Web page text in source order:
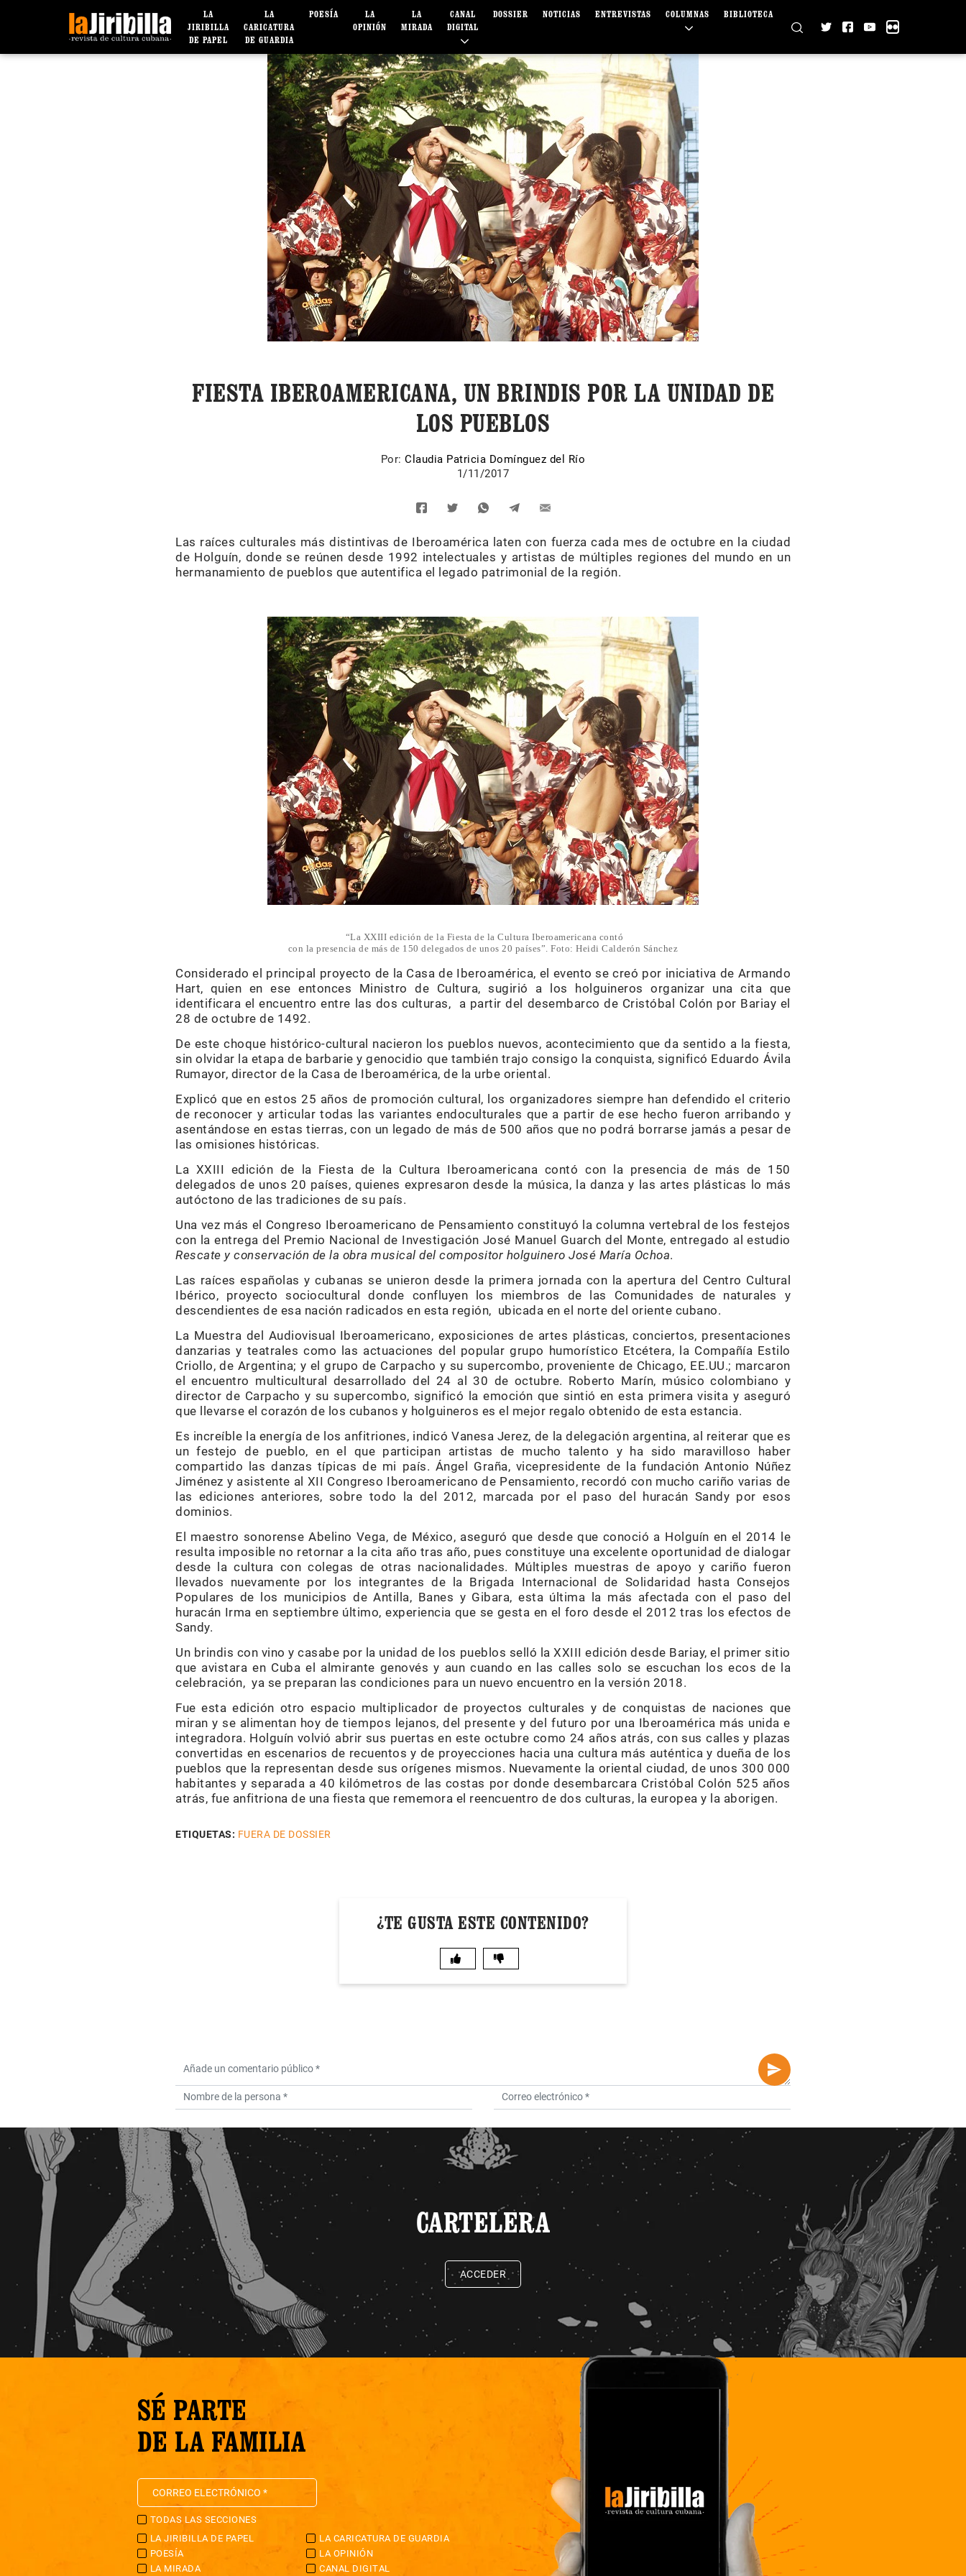
LA
JIRIBILLA
DE PAPEL
LA
CARICATURA
DE GUARDIA
POESÍA
LA
OPINIÓN
LA
MIRADA
CANAL
DIGITAL
DOSSIER NOTICIAS ENTREVISTAS COLUMNAS BIBLIOTECA
FIESTA IBEROAMERICANA, UN BRINDIS POR LA UNIDAD DE
LOS PUEBLOS
Por:Claudia Patricia Domínguez del Río
1/11/2017
Las raíces culturales más distintivas de Iberoamérica laten con fuerza cada mes de octubre en la ciudad
de Holguín, donde se reúnen desde 1992 intelectuales y artistas de múltiples regiones del mundo en un
hermanamiento de pueblos que autentifica el legado patrimonial de la región.
“La XXIII edición de la Fiesta de la Cultura Iberoamericana contó
con la presencia de más de 150 delegados de unos 20 países”. Foto: Heidi Calderón Sánchez
Considerado el principal proyecto de la Casa de Iberoamérica, el evento se creó por iniciativa de Armando
Hart, quien en ese entonces Ministro de Cultura, sugirió a los holguineros organizar una cita que
identificara el encuentro entre las dos culturas, a partir del desembarco de Cristóbal Colón por Bariay el
28 de octubre de 1492.
De este choque histórico-cultural nacieron los pueblos nuevos, acontecimiento que da sentido a la fiesta,
sin olvidar la etapa de barbarie y genocidio que también trajo consigo la conquista, significó Eduardo Ávila
Rumayor, director de la Casa de Iberoamérica, de la urbe oriental.
Explicó que en estos 25 años de promoción cultural, los organizadores siempre han defendido el criterio
de reconocer y articular todas las variantes endoculturales que a partir de ese hecho fueron arribando y
asentándose en estas tierras, con un legado de más de 500 años que no podrá borrarse jamás a pesar de
las omisiones históricas.
La XXIII edición de la Fiesta de la Cultura Iberoamericana contó con la presencia de más de 150
delegados de unos 20 países, quienes expresaron desde la música, la danza y las artes plásticas lo más
autóctono de las tradiciones de su país.
Una vez más el Congreso Iberoamericano de Pensamiento constituyó la columna vertebral de los festejos
con la entrega del Premio Nacional de Investigación José Manuel Guarch del Monte, entregado al estudio
Rescate y conservación de la obra musical del compositor holguinero José María Ochoa.
Las raíces españolas y cubanas se unieron desde la primera jornada con la apertura del Centro Cultural
Ibérico, proyecto sociocultural donde confluyen los miembros de las Comunidades de naturales y
descendientes de esa nación radicados en esta región, ubicada en el norte del oriente cubano.
La Muestra del Audiovisual Iberoamericano, exposiciones de artes plásticas, conciertos, presentaciones
danzarias y teatrales como las actuaciones del popular grupo humorístico Etcétera, la Compañía Estilo
Criollo, de Argentina; y el grupo de Carpacho y su supercombo, proveniente de Chicago, EE.UU.; marcaron
el encuentro multicultural desarrollado del 24 al 30 de octubre. Roberto Marín, músico colombiano y
director de Carpacho y su supercombo, significó la emoción que sintió en esta primera visita y aseguró
que llevarse el corazón de los cubanos y holguineros es el mejor regalo obtenido de esta estancia.
Es increíble la energía de los anfitriones, indicó Vanesa Jerez, de la delegación argentina, al reiterar que es
un festejo de pueblo, en el que participan artistas de mucho talento y ha sido maravilloso haber
compartido las danzas típicas de mi país. Ángel Graña, vicepresidente de la fundación Antonio Núñez
Jiménez y asistente al XII Congreso Iberoamericano de Pensamiento, recordó con mucho cariño varias de
las ediciones anteriores, sobre todo la del 2012, marcada por el paso del huracán Sandy por esos
dominios.
El maestro sonorense Abelino Vega, de México, aseguró que desde que conoció a Holguín en el 2014 le
resulta imposible no retornar a la cita año tras año, pues constituye una excelente oportunidad de dialogar
desde la cultura con colegas de otras nacionalidades. Múltiples muestras de apoyo y cariño fueron
llevados nuevamente por los integrantes de la Brigada Internacional de Solidaridad hasta Consejos
Populares de los municipios de Antilla, Banes y Gibara, esta última la más afectada con el paso del
huracán Irma en septiembre último, experiencia que se gesta en el foro desde el 2012 tras los efectos de
Sandy.
Un brindis con vino y casabe por la unidad de los pueblos selló la XXIII edición desde Bariay, el primer sitio
que avistara en Cuba el almirante genovés y aun cuando en las calles solo se escuchan los ecos de la
celebración, ya se preparan las condiciones para un nuevo encuentro en la versión 2018.
Fue esta edición otro espacio multiplicador de proyectos culturales y de conquistas de naciones que
miran y se alimentan hoy de tiempos lejanos, del presente y del futuro por una Iberoamérica más unida e
integradora. Holguín volvió abrir sus puertas en este octubre como 24 años atrás, con sus calles y plazas
convertidas en escenarios de recuentos y de proyecciones hacia una cultura más auténtica y dueña de los
pueblos que la representan desde sus orígenes mismos. Nuevamente la oriental ciudad, de unos 300 000
habitantes y separada a 40 kilómetros de las costas por donde desembarcara Cristóbal Colón 525 años
atrás, fue anfitriona de una fiesta que rememora el reencuentro de dos culturas, la europea y la aborigen.
ETIQUETAS: FUERA DE DOSSIER
¿TE GUSTA ESTE CONTENIDO?
CARTELERA
ACCEDER
SÉ PARTE
DE LA FAMILIA
TODAS LAS SECCIONES
LA JIRIBILLA DE PAPEL
LA CARICATURA DE GUARDIA
POESÍA
LA OPINIÓN
LA MIRADA
CANAL DIGITAL